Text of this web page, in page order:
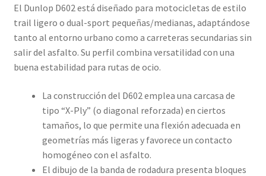
El Dunlop D602 está diseñado para motocicletas de estilo
trail ligero o dual-sport pequeñas/medianas, adaptándose
tanto al entorno urbano como a carreteras secundarias sin
salir del asfalto. Su perfil combina versatilidad con una
buena estabilidad para rutas de ocio.
La construcción del D602 emplea una carcasa de
tipo “X-Ply” (o diagonal reforzada) en ciertos
tamaños, lo que permite una flexión adecuada en
geometrías más ligeras y favorece un contacto
homogéneo con el asfalto.
El dibujo de la banda de rodadura presenta bloques